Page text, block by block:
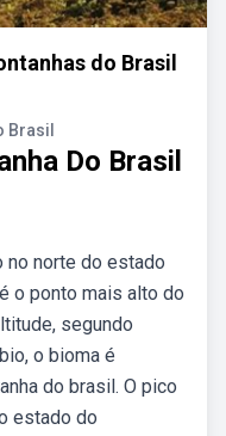
do Brasil
Brasil
Do Brasil
no norte do estado
o ponto mais alto do
segundo
o bioma é
do brasil. O pico
estado do